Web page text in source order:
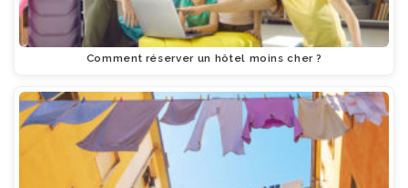
Comment réserver un hôtel moins cher ?